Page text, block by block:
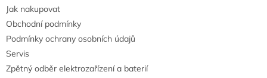
Jak nakupovat
Obchodní podmínky
Podmínky ochrany osobních údajů
Servis
Zpětný odběr elektrozařízení a baterií